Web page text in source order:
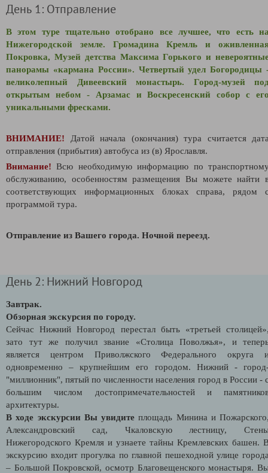
День 1: Отправление
В этом туре тщательно отобрано все лучшее, что есть
Нижегородской земле. Громадина Кремль и
Покровка, Музей детства Максима Горького и
панорамы «кармана России». Четвертый удел Богородицы
великолепный Дивеевский монастырь. Город-музей
открытым небом - Арзамас и Воскресенский собор с
уникальными фресками.
ВНИМАНИЕ! Датой начала (окончания) тура считается
отправления (прибытия) автобуса из (в) Ярославля.
Внимание! Всю необходимую информацию по
обслуживанию, особенностям размещения Вы можете найти
соответствующих информационных блоках справа, рядом
программой тура.
Отправление из Вашего города. Ночной переезд.
День 2: Нижний Новгород
Завтрак.
Обзорная экскурсия по городу.
Сейчас Нижний Новгород перестал быть «третьей
зато тут же получил звание «Столица Поволжья», и
является центром Приволжского Федерального округа
одновременно – крупнейшим его городом. Нижний -
"миллионник", пятый по численности населения город в России -
большим числом достопримечательностей и
архитектуры.
В ходе экскурсии Вы увидите площадь Минина и
Александровский сад, Чкаловскую лестницу,
Нижегородского Кремля и узнаете тайны Кремлевских башен.
экскурсию входит прогулка по главной пешеходной улице
– Большой Покровской, осмотр Благовещенского монастыря.